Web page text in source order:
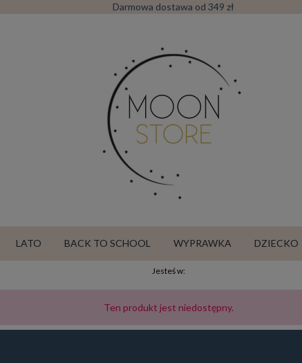
Darmowa dostawa od 349 zł
LATO BACK TO SCHOOL WYPRAWKA DZIECKO
Jesteś w:
Ten produkt jest niedostępny.